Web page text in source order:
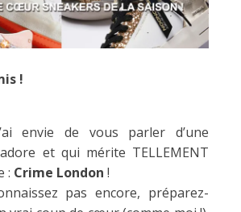
!
envie de vous parler d’une
et qui mérite TELLEMENT
: Crime London !
pas encore, préparez-